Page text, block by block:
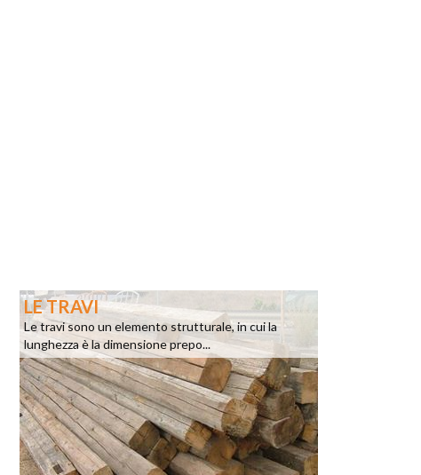
LE TRAVI
Le travi sono un elemento strutturale, in cui la
lunghezza è la dimensione prepo...